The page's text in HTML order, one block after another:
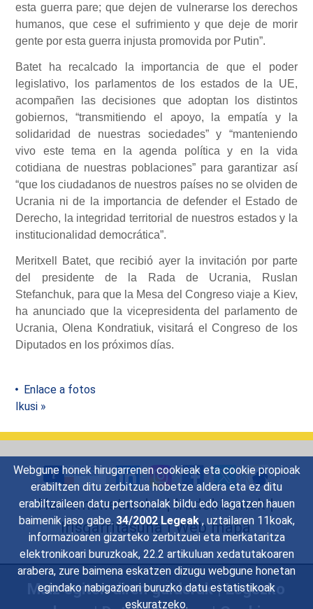
Webgune honek hirugarrenen cookieak eta cookie propioak
erabiltzen ditu zerbitzua hobetze aldera eta ez ditu
erabiltzaileen datu pertsonalak bildu edo lagatzen hauen
baimenik jaso gabe. 34/2002 Legeak, uztailaren 11koak,
informazioaren gizarteko zerbitzuei eta merkataritza
elektronikoari buruzkoak, 22.2 artikuluan xedatutakoaren
arabera, zure baimena eskatzen dizugu webgune honetan
egindako nabigazioari buruzko datu estatistikoak
eskuratzeko.
esta guerra pare; que dejen de vulnerarse los derechos
humanos, que cese el sufrimiento y que deje de morir
gente por esta guerra injusta promovida por Putin”.
Batet ha recalcado la importancia de que el poder
legislativo, los parlamentos de los estados de la UE,
acompañen las decisiones que adoptan los distintos
gobiernos, “transmitiendo el apoyo, la empatía y la
solidaridad de nuestras sociedades” y “manteniendo
vivo este tema en la agenda política y en la vida
cotidiana de nuestras poblaciones” para garantizar así
“que los ciudadanos de nuestros países no se olviden de
Ucrania ni de la importancia de defender el Estado de
Derecho, la integridad territorial de nuestros estados y la
institucionalidad democrática”.
Meritxell Batet, que recibió ayer la invitación por parte
del presidente de la Rada de Ucrania, Ruslan
Stefanchuk, para que la Mesa del Congreso viaje a Kiev,
ha anunciado que la vicepresidenta del parlamento de
Ucrania, Olena Kondratiuk, visitará el Congreso de los
Diputados en los próximos días.
Enlace a fotos
Ikusi »
Harremanetarako|Iradokizunak|
Irisgarritasuna|Web mapa
Maiz egiten diren galderak|Legezko